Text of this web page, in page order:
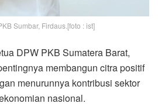
Sumbar, Firdaus.[foto : ist]
DPW PKB Sumatera Barat,
membangun citra positif
menurunnya kontribusi sektor
nasional.